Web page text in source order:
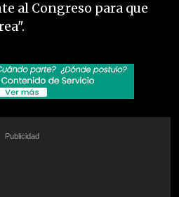
al Congreso para que